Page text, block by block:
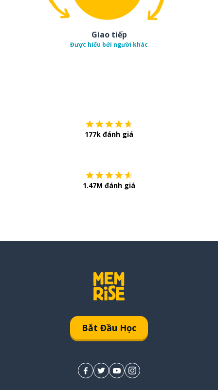
Giao tiếp
Được hiểu bởi người khác
177k đánh giá
1.47M đánh giá
Bắt Đầu Học